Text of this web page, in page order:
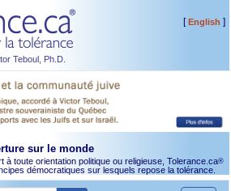
Teboul, Ph.D.
[English ]
sur le monde
à toute orientation politique ou religieuse, Tolerance.ca®
démocratiques sur lesquels repose la tolérance.